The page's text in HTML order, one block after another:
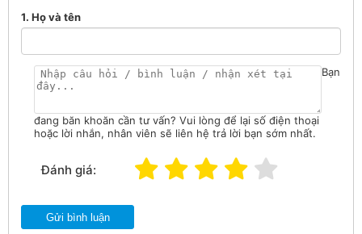
1. Họ và tên
Bạn
đang băn khoăn cần tư vấn? Vui lòng để lại số điện thoại
hoặc lời nhắn, nhân viên sẽ liên hệ trả lời bạn sớm nhất.
Đánh giá:
Gửi bình luận